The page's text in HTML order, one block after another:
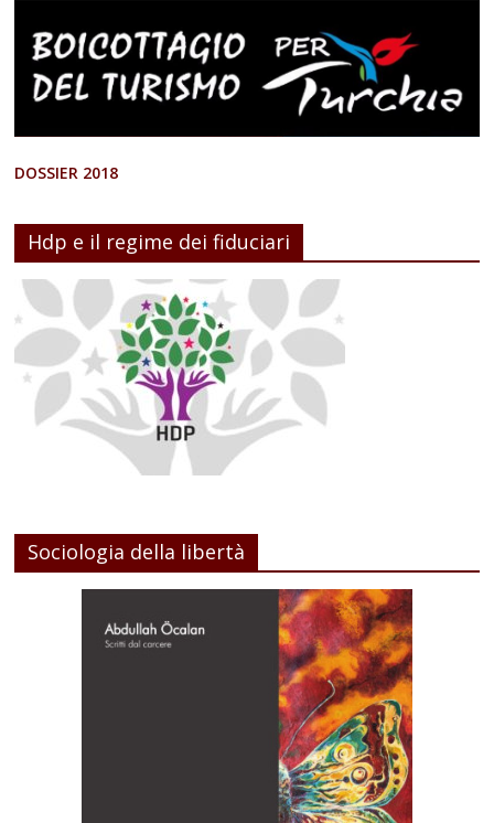
DOSSIER 2018
Hdp e il regime dei fiduciari
Sociologia della libertà